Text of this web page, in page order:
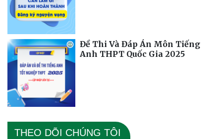
Đề Thi Và Đáp Án Môn Tiếng
Anh THPT Quốc Gia 2025
THEO DÕI CHÚNG TÔI